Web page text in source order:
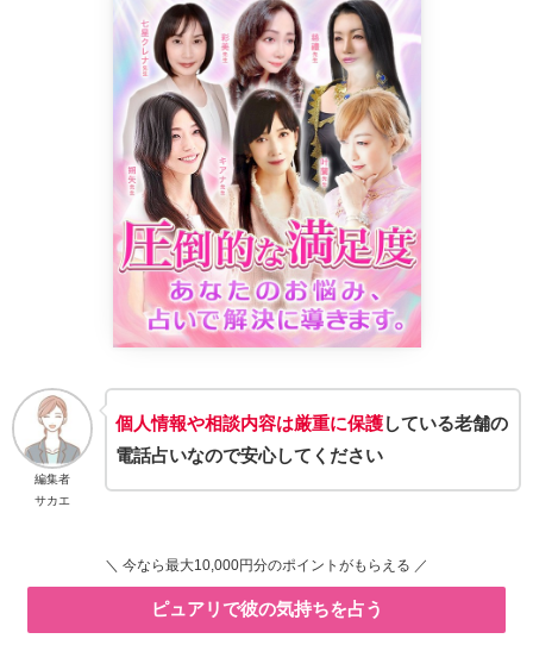
編集者
サカエ
個人情報や相談内容は厳重に保護している老舗の
電話占いなので安心してください
＼ 今なら最大10,000円分のポイントがもらえる ／
ピュアリで彼の気持ちを占う